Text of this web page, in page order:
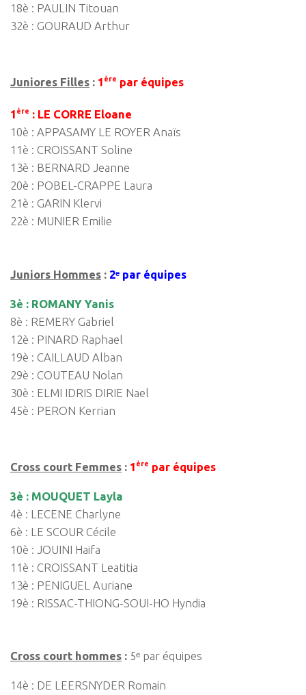
18è : PAULIN Titouan
32è : GOURAUD Arthur
Juniores Filles : 1 ère par équipes
1 ère : LE CORRE Eloane
10è : APPASAMY LE ROYER Anaïs
11è : CROISSANT Soline
13è : BERNARD Jeanne
20è : POBEL-CRAPPE Laura
21è : GARIN Klervi
22è : MUNIER Emilie
Juniors Hommes : 2ᵉ par équipes
3è : ROMANY Yanis
8è : REMERY Gabriel
12è : PINARD Raphael
19è : CAILLAUD Alban
29è : COUTEAU Nolan
30è : ELMI IDRIS DIRIE Nael
45è : PERON Kerrian
Cross court Femmes : 1 ère par équipes
3è : MOUQUET Layla
4è : LECENE Charlyne
6è : LE SCOUR Cécile
10è : JOUINI Haifa
11è : CROISSANT Leatitia
13è : PENIGUEL Auriane
19è : RISSAC-THIONG-SOUI-HO Hyndia
Cross court hommes : 5ᵉ par équipes
14è : DE LEERSNYDER Romain